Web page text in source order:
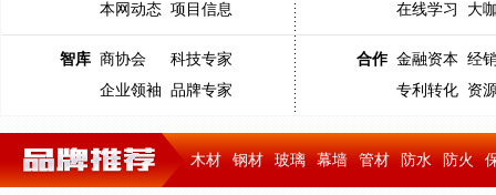
本网动态 项目信息
在线学习
大
智库 商协会
科技专家
企业领袖 品牌专家
合作 金融资本 经
专利转化 资
木材 钢材 玻璃 幕墙 管材 防水 防火